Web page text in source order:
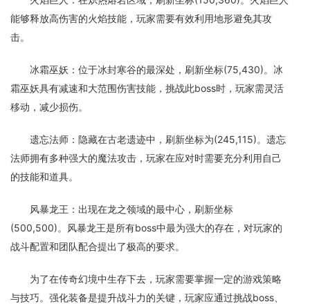
能够释放高伤害的火焰技能，玩家需要有效利用地形避免其攻
击。
冰霜巫妖：位于冰封寒谷的最深处，刷新坐标(75,430)。冰
霜巫妖具有减速和大范围伤害技能，挑战此boss时，玩家需灵活
移动，减少损伤。
遗忘法师：隐藏在古老遗迹中，刷新坐标为(245,115)。遗忘
法师拥有多种强大的魔法攻击，玩家在应对时需要充分利用自己
的技能和道具。
风暴龙王：出现在龙之领域的最中心，刷新坐标
(500,500)。风暴龙王是所有boss中最为强大的存在，对玩家的
战斗配置和团队配合提出了极高的要求。
为了在传奇幻境中生存下去，玩家需要掌握一定的游戏策略
与技巧。强化装备是提升战斗力的关键，玩家应通过挑战boss、